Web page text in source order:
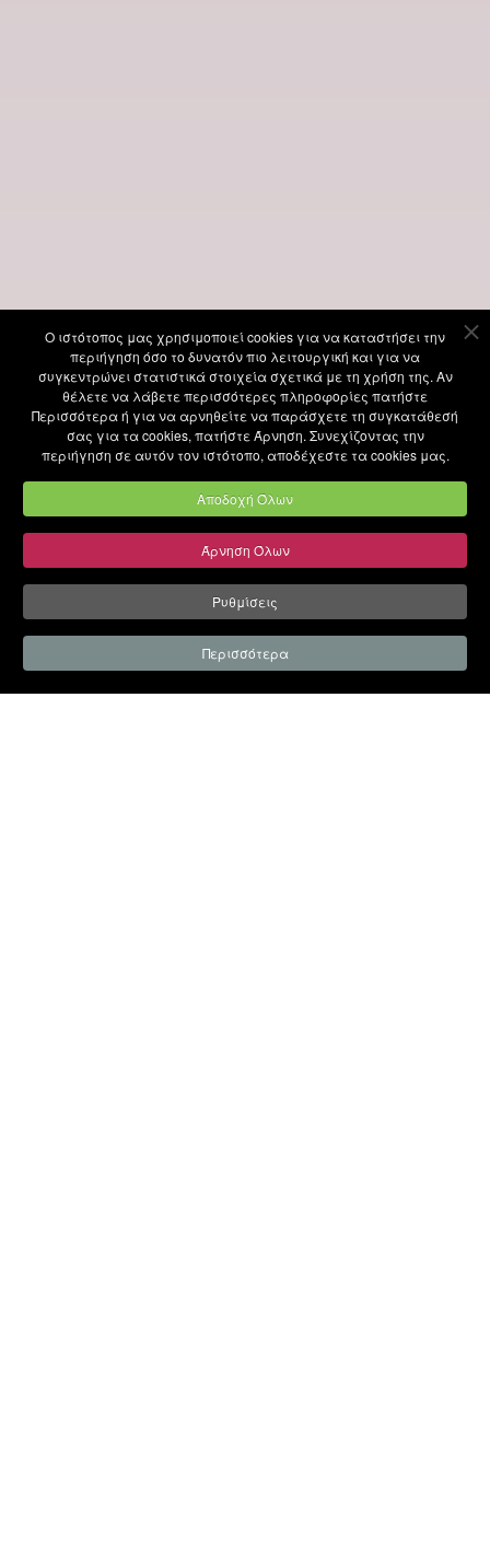
Ο ιστότοπoς μας χρησιμοποιεί cookies για να καταστήσει την
περιήγηση όσο το δυνατόν πιο λειτουργική και για να
συγκεντρώνει στατιστικά στοιχεία σχετικά με τη χρήση της. Αν
θέλετε να λάβετε περισσότερες πληροφορίες πατήστε
Περισσότερα ή για να αρνηθείτε να παράσχετε τη συγκατάθεσή
σας για τα cookies, πατήστε Άρνηση. Συνεχίζοντας την
περιήγηση σε αυτόν τον ιστότοπο, αποδέχεστε τα cookies μας.
Αποδοχή Όλων
Άρνηση Όλων
Ρυθμίσεις
Περισσότερα